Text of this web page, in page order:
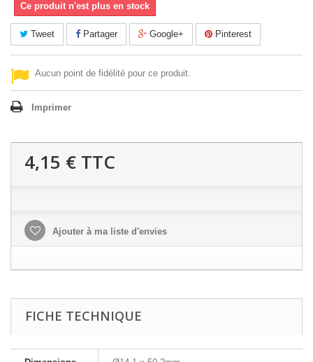
Ce produit n'est plus en stock
Tweet Partager Google+ Pinterest
Aucun point de fidélité pour ce produit.
Imprimer
4,15 € TTC
Ajouter à ma liste d'envies
FICHE TECHNIQUE